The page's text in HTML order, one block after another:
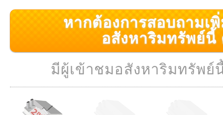
หากต้องการสอบถามเ
อสังหาริมทรัพย์นี้
มีผู้เข้าชมอสังหาริมทรัพย์